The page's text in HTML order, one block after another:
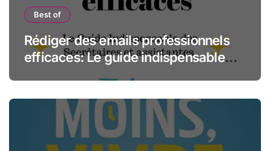
Best of
Rédiger des emails professionnels
efficaces: Le guide indispensable
des assistantes et secrétaires